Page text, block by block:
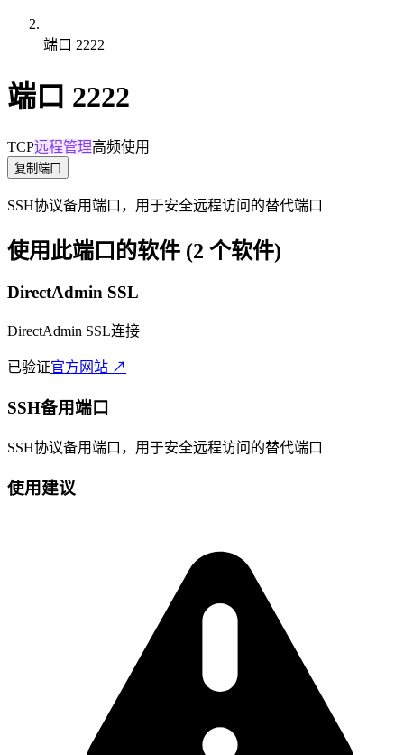
端口 2222
端口 2222
TCP远程管理高频使用
复制端口
SSH协议备用端口，用于安全远程访问的替代端口
使用此端口的软件 (2 个软件)
DirectAdmin SSL
DirectAdmin SSL连接
已验证官方网站 ↗
SSH备用端口
SSH协议备用端口，用于安全远程访问的替代端口
使用建议